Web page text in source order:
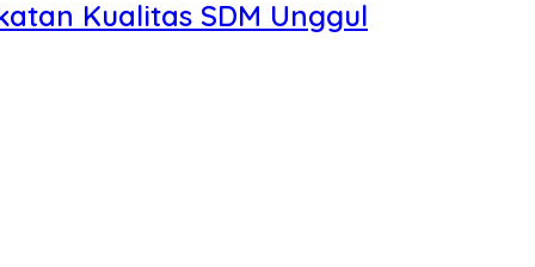
Kualitas SDM Unggul